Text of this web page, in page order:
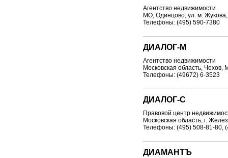
Агентство недвижимости
МО, Одинцово, ул. м.
Телефоны: (495) 590-7380
ДИАЛОГ-М
Агентство недвижимости
Московская область, Чехов,
Телефоны: (49672) 6-3523
ДИАЛОГ-С
Правовой центр
Московская область, г.
Телефоны: (495) 508-81-80,
ДИАМАНТЪ